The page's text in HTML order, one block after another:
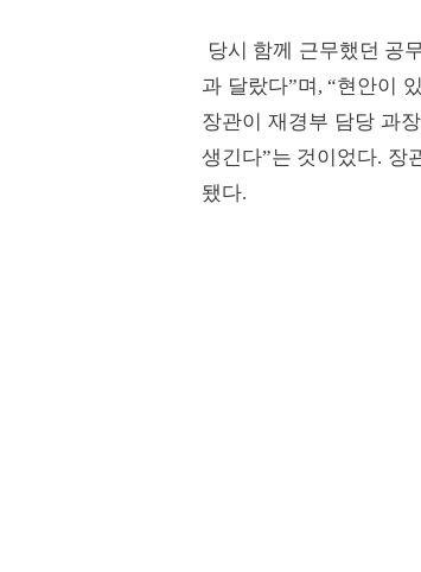
당시 함께 근무했던 공
과 달랐다”며, “현안이
장관이 재경부 담당 과
생긴다”는 것이었다. 장
됐다.